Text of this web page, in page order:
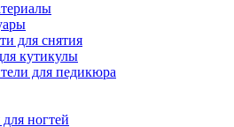
для снятия
кутикулы
для педикюра